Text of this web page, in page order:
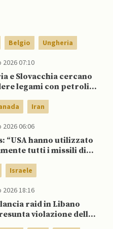
Belgio Ungheria
07:10
e Slovacchia cercano
legami con petrolio
da GNL russo
Iran
06:06
“USA hanno utilizzato
tutti i missili di
Israele
18:16
raid in Libano
violazione della